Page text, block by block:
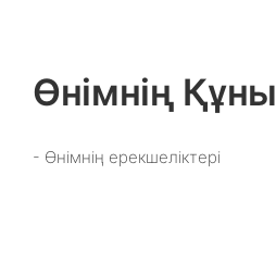
Өнімнің Құны
- Өнімнің ерекшеліктері